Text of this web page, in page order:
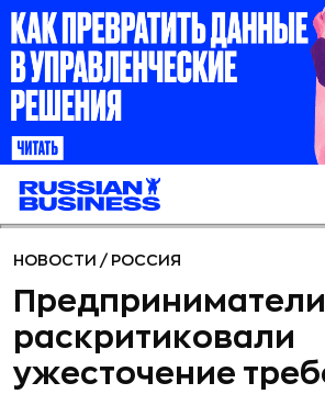
НОВОСТИ / РОССИЯ
Предприниматели
раскритиковали
ужесточение